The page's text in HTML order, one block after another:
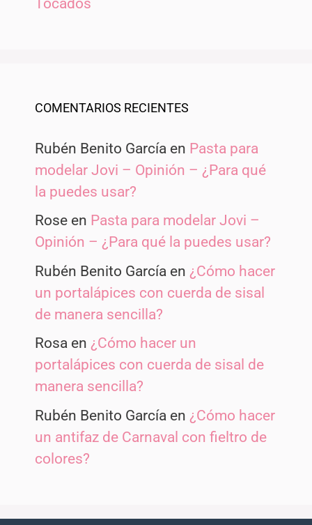
Tocados
COMENTARIOS RECIENTES
Rubén Benito García en Pasta para
modelar Jovi – Opinión – ¿Para qué
la puedes usar?
Rose en Pasta para modelar Jovi –
Opinión – ¿Para qué la puedes usar?
Rubén Benito García en ¿Cómo hacer
un portalápices con cuerda de sisal
de manera sencilla?
Rosa en ¿Cómo hacer un
portalápices con cuerda de sisal de
manera sencilla?
Rubén Benito García en ¿Cómo hacer
un antifaz de Carnaval con fieltro de
colores?